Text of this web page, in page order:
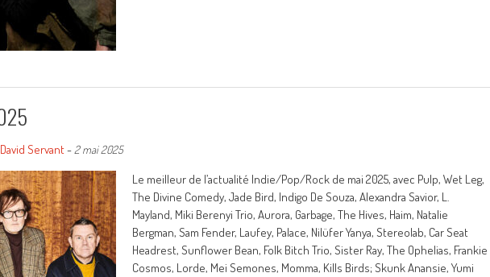
David Servant- 2 mai 2025
Le meilleur de l’actualité Indie/Pop/Rock de mai 2025, avec Pulp, Wet Leg,
The Divine Comedy, Jade Bird, Indigo De Souza, Alexandra Savior, L.
Mayland, Miki Berenyi Trio, Aurora, Garbage, The Hives, Haim, Natalie
Bergman, Sam Fender, Laufey, Palace, Nilüfer Yanya, Stereolab, Car Seat
Headrest, Sunflower Bean, Folk Bitch Trio, Sister Ray, The Ophelias, Frankie
Cosmos, Lorde, Mei Semones, Momma, Kills Birds; Skunk Anansie, Yumi